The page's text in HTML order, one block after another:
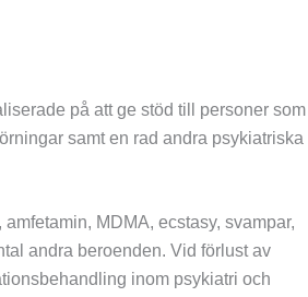
på att ge stöd till personer som
samt en rad andra psykiatriska
MDMA, ecstasy, svampar,
andra beroenden. Vid förlust av
inom psykiatri och